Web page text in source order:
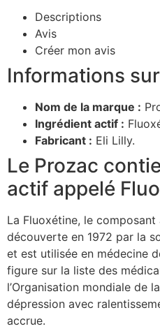
Descriptions
Avis
Créer mon avis
Informations
Nom de la marque :
Ingrédient actif :
Fabricant : Eli Lilly.
Le Prozac
actif appelé
La Fluoxétine, le
découverte en 1972 par la
et est utilisée en médecine
figure sur la liste des
l’Organisation mondiale de
dépression avec
accrue.